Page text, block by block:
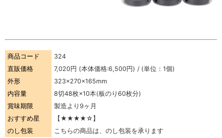
商品コード
324
直販価格
7,020円 (本体価格:6,500円) / (単位：1個)
外形
323×270×165mm
内容量
8切48枚×10本(板のり60枚分)
賞味期限
製造より9ヶ月
おすすめ星
【★★★★☆】
のし包装
こちらの商品は、のし包装を承ります